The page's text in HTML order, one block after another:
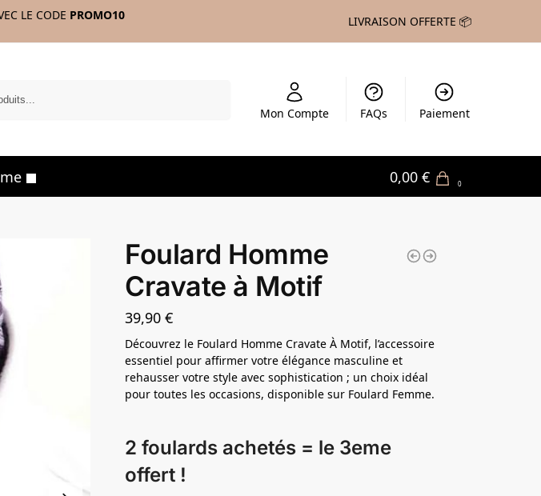
LE CODE PROMO10 LIVRAISON OFFERTE 📦
Mon Compte FAQs Paiement
0,00 € 0
Foulard Homme
Cravate à Motif
39,90€
Découvrez le Foulard Homme Cravate À Motif, l’accessoire
essentiel pour affirmer votre élégance masculine et
rehausser votre style avec sophistication ; un choix idéal
pour toutes les occasions, disponible sur Foulard Femme.
2 foulards achetés = le 3eme
offert !